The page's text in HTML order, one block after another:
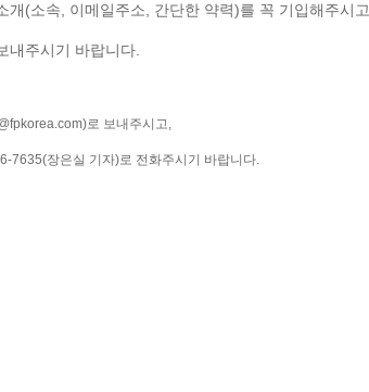
개(소속, 이메일주소, 간단한 약력)를 꼭 기입해주시고,
내주시기 바랍니다.
로 보내주시고,
7635(장은실 기자)로 전화주시기 바랍니다.